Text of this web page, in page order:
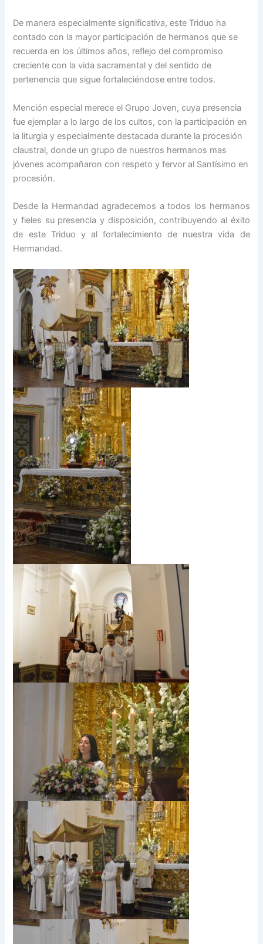
De manera especialmente significativa, este Triduo ha
contado con la mayor participación de hermanos que se
recuerda en los últimos años, reflejo del compromiso
creciente con la vida sacramental y del sentido de
pertenencia que sigue fortaleciéndose entre todos.
Mención especial merece el Grupo Joven, cuya presencia
fue ejemplar a lo largo de los cultos, con la participación en
la liturgia y especialmente destacada durante la procesión
claustral, donde un grupo de nuestros hermanos mas
jóvenes acompañaron con respeto y fervor al Santísimo en
procesión.
Desde la Hermandad agradecemos a todos los hermanos
y fieles su presencia y disposición, contribuyendo al éxito
de este Triduo y al fortalecimiento de nuestra vida de
Hermandad.